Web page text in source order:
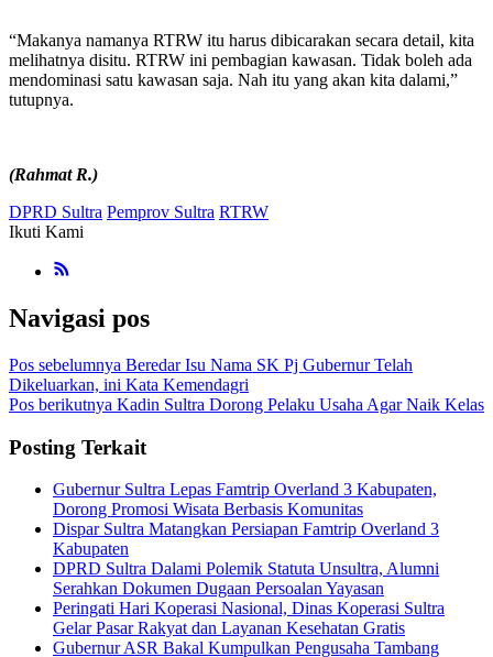
“Makanya namanya RTRW itu harus dibicarakan secara detail, kita
melihatnya disitu. RTRW ini pembagian kawasan. Tidak boleh ada
mendominasi satu kawasan saja. Nah itu yang akan kita dalami,”
tutupnya.
(Rahmat R.)
DPRD Sultra Pemprov Sultra RTRW
Ikuti Kami
Navigasi pos
Pos sebelumnya Beredar Isu Nama SK Pj Gubernur Telah
Dikeluarkan, ini Kata Kemendagri
Pos berikutnya Kadin Sultra Dorong Pelaku Usaha Agar Naik Kelas
Posting Terkait
Gubernur Sultra Lepas Famtrip Overland 3 Kabupaten,
Dorong Promosi Wisata Berbasis Komunitas
Dispar Sultra Matangkan Persiapan Famtrip Overland 3
Kabupaten
DPRD Sultra Dalami Polemik Statuta Unsultra, Alumni
Serahkan Dokumen Dugaan Persoalan Yayasan
Peringati Hari Koperasi Nasional, Dinas Koperasi Sultra
Gelar Pasar Rakyat dan Layanan Kesehatan Gratis
Gubernur ASR Bakal Kumpulkan Pengusaha Tambang